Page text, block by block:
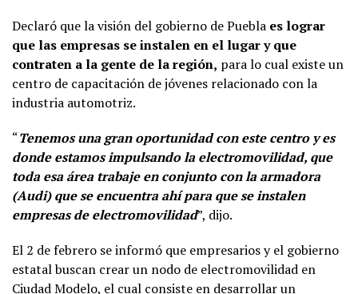
Declaró que la visión del gobierno de Puebla es lograr
que las empresas se instalen en el lugar y que
contraten a la gente de la región, para lo cual existe un
centro de capacitación de jóvenes relacionado con la
industria automotriz.
“Tenemos una gran oportunidad con este centro y es
donde estamos impulsando la electromovilidad, que
toda esa área trabaje en conjunto con la armadora
(Audi) que se encuentra ahí para que se instalen
empresas de electromovilidad”, dijo.
El 2 de febrero se informó que empresarios y el gobierno
estatal buscan crear un nodo de electromovilidad en
Ciudad Modelo, el cual consiste en desarrollar un